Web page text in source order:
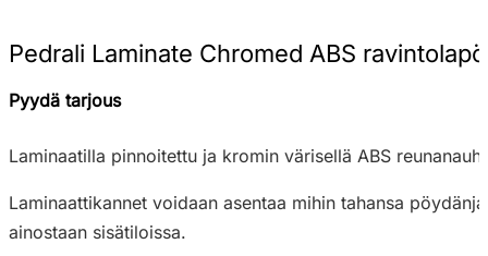
Pedrali Laminate Chromed ABS
Pyydä tarjous
Laminaatilla pinnoitettu ja kromin värisellä ABS
Laminaattikannet voidaan asentaa mihin tahansa
ainostaan sisätiloissa.